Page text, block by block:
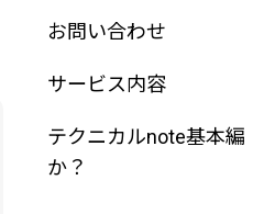
お問い合わせ
サービス内容
テクニカルnote基本
か？